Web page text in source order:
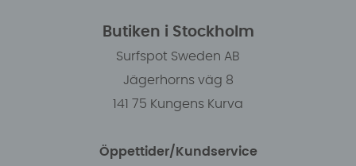
Butiken i Stockholm
Surfspot Sweden AB
Jägerhorns väg 8
141 75 Kungens Kurva
Öppettider/Kundservice